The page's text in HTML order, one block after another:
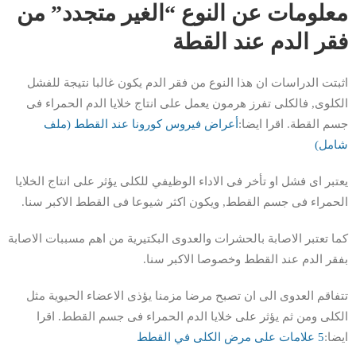
معلومات عن النوع “الغير متجدد” من
فقر الدم عند القطة
اثبتت الدراسات ان هذا النوع من فقر الدم يكون غالبا نتيجة للفشل
الكلوى, فالكلى تفرز هرمون يعمل على انتاج خلايا الدم الحمراء فى
جسم القطة. اقرا ايضا: أعراض فيروس كورونا عند القطط (ملف
شامل)
يعتبر اى فشل او تأخر فى الاداء الوظيفي للكلى يؤثر على انتاج الخلايا
الحمراء فى جسم القطط, ويكون اكثر شيوعا فى القطط الاكبر سنا.
كما تعتبر الاصابة بالحشرات والعدوى البكتيرية من اهم مسببات الاصابة
بفقر الدم عند القطط وخصوصا الاكبر سنا.
تتفاقم العدوى الى ان تصبح مرضا مزمنا يؤذى الاعضاء الحيوية مثل
الكلى ومن ثم يؤثر على خلايا الدم الحمراء فى جسم القطط. اقرا
ايضا:5 علامات على مرض الكلى في القطط